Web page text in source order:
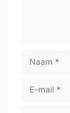
Naam